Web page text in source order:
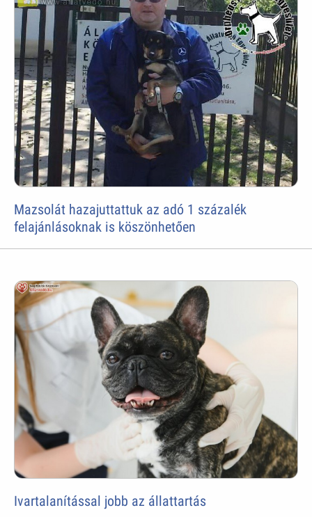
Mazsolát hazajuttattuk az adó 1 százalék
felajánlásoknak is köszönhetően
Ivartalanítással jobb az állattartás